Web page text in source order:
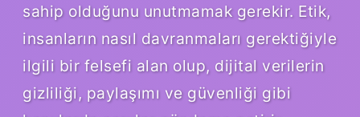
sahip olduğunu unutmamak gerekir. Etik,
insanların nasıl davranmaları gerektiğiyle
ilgili bir felsefi alan olup, dijital verilerin
gizliliği, paylaşımı ve güvenliği gibi